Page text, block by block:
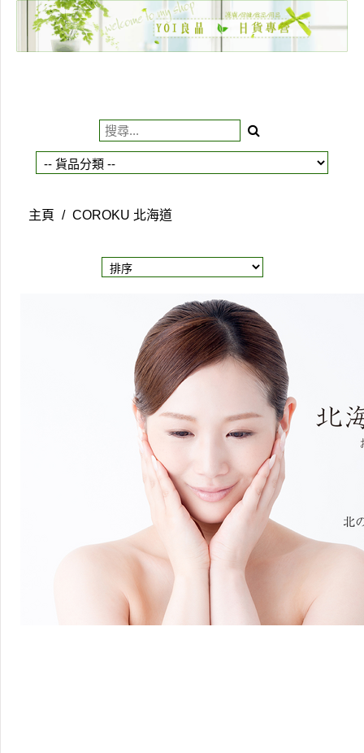
主頁
貨品分類
購物車
主頁 / COROKU 北海道